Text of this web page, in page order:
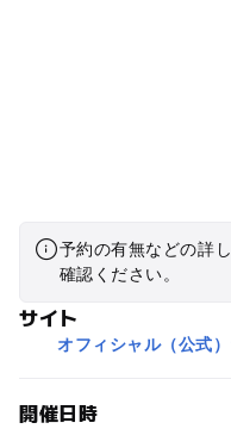
予約の有無などの詳
確認ください。
サイト
オフィシャル（公式
開催日時